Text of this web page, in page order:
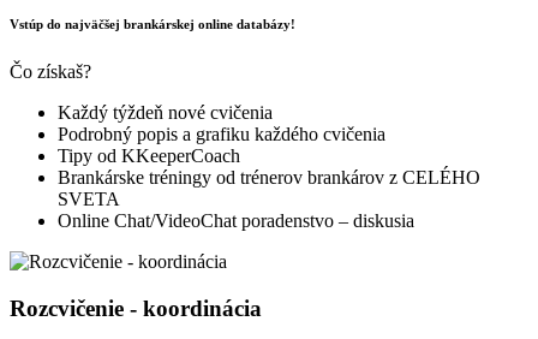
Vstúp do najväčšej brankárskej online databázy!
Čo získaš?
Každý týždeň nové cvičenia
Podrobný popis a grafiku každého cvičenia
Tipy od KKeeperCoach
Brankárske tréningy od trénerov brankárov z CELÉHO
SVETA
Online Chat/VideoChat poradenstvo – diskusia
Rozcvičenie - koordinácia